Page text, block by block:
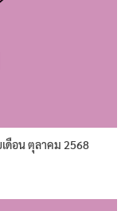
ดือน ตุลาคม 2568